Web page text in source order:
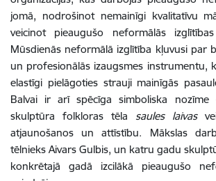
jomā, nodrošinot nemainīgi kvalitatīvu
veicinot pieaugušo neformālās
Mūsdienās neformālā izglītība kļuvusi par
un profesionālās izaugsmes instrumentu,
elastīgi pielāgoties strauji mainīgās
Balvai ir arī spēcīga simboliska
skulptūra folkloras tēla saules laivas
atjaunošanos un attīstību.
Mākslas
tēlnieks Aivars Gulbis, un katru gadu
konkrētajā gadā izcilākā pieaugušo